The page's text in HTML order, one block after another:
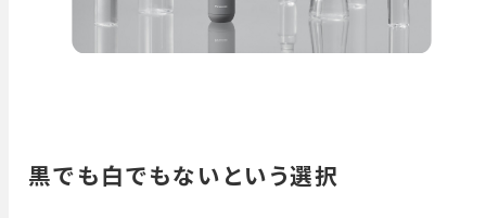
黒でも白でもないという選択